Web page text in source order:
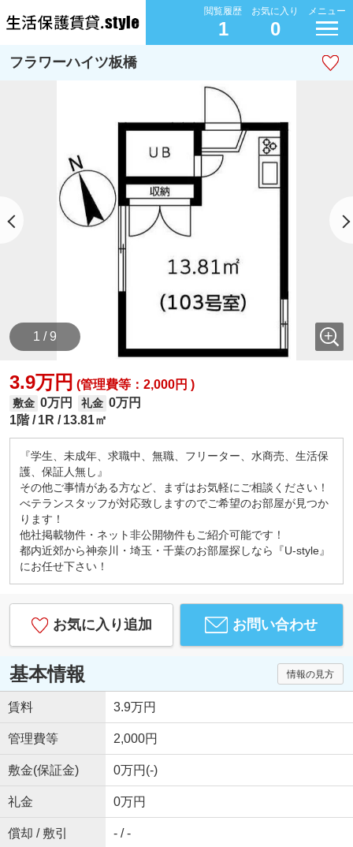
閲覧履歴
1
お気に入り
0
メニュー
フラワーハイツ板橋
1 / 9
3.9万円 (管理費等：2,000円 )
敷金 0万円 礼金 0万円
1階
1R 13.81㎡
『学生、未成年、求職中、無職、フリーター、水商売、生活保
護、保証人無し』
その他ご事情がある方など、まずはお気軽にご相談ください！
べテランスタッフが対応致しますのでご希望のお部屋が見つか
ります！
他社掲載物件・ネット非公開物件もご紹介可能です！
都内近郊から神奈川・埼玉・千葉のお部屋探しなら『U-style』
にお任せ下さい！
お気に入り追加 お問い合わせ
基本情報 情報の見方
賃料 3.9万円
管理費等 2,000円
敷金(保証金) 0万円(-)
礼金 0万円
償却 / 敷引 - / -